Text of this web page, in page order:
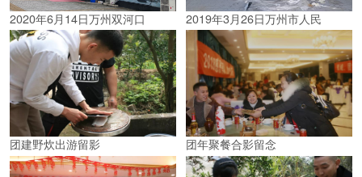
2020年6月14日万州双河口 2019年3月26日万州市人民
团建野炊出游留影 团年聚餐合影留念